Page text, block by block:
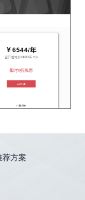
荐方案